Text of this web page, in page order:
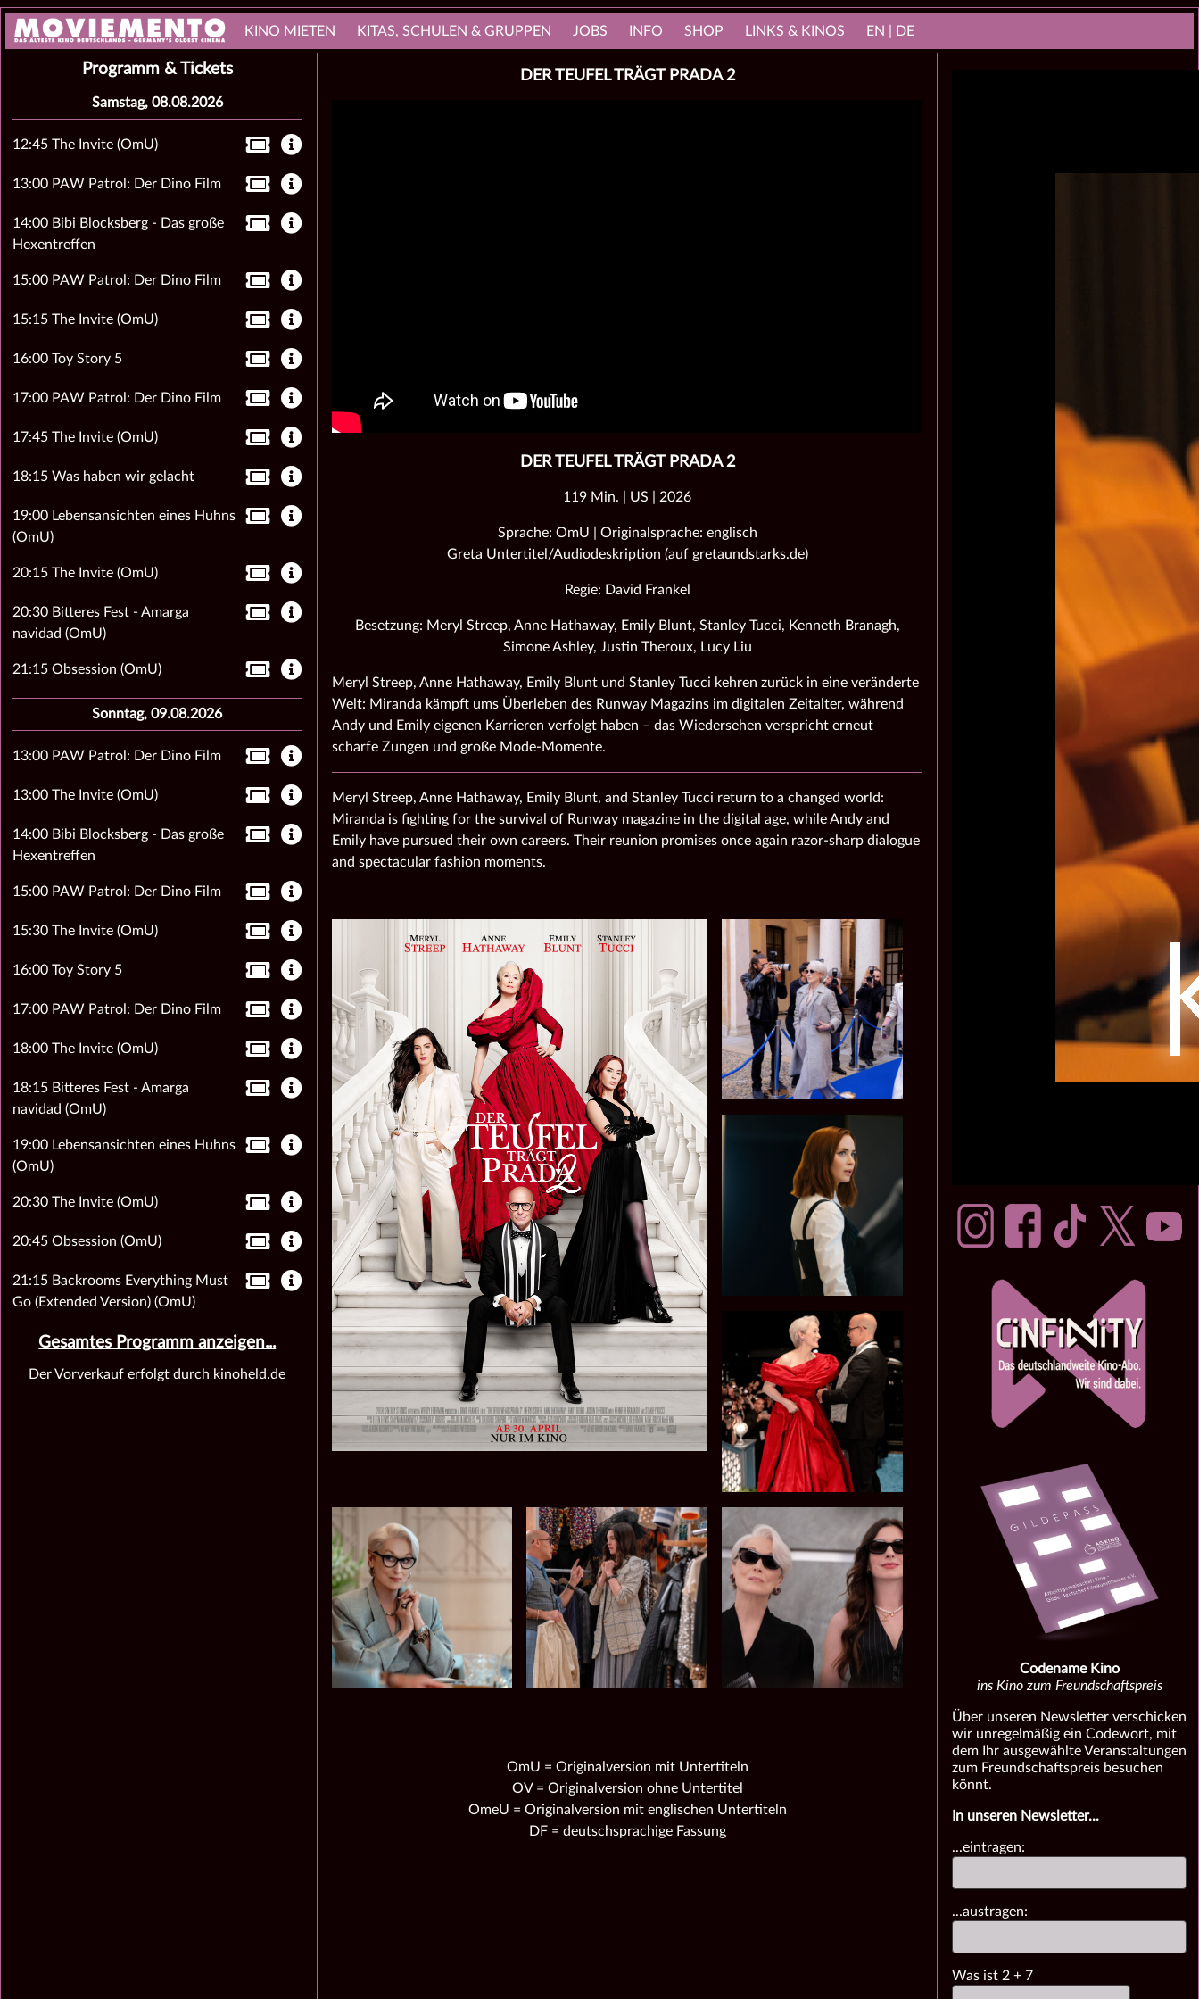
KINO MIETEN KITAS, SCHULEN & GRUPPEN JOBS INFO SHOP LINKS & KINOS EN | DE
DER TEUFEL TRÄGT PRADA 2
DER TEUFEL TRÄGT PRADA 2
119 Min. | US | 2026
Sprache: OmU | Originalsprache: englisch
Greta Untertitel/Audiodeskription (auf gretaundstarks.de)
Regie: David Frankel
Besetzung: Meryl Streep, Anne Hathaway, Emily Blunt, Stanley Tucci, Kenneth Branagh,
Simone Ashley, Justin Theroux, Lucy Liu
Meryl Streep, Anne Hathaway, Emily Blunt und Stanley Tucci kehren zurück in eine veränderte
Welt: Miranda kämpft ums Überleben des Runway Magazins im digitalen Zeitalter, während
Andy und Emily eigenen Karrieren verfolgt haben – das Wiedersehen verspricht erneut
scharfe Zungen und große Mode‑Momente.
Meryl Streep, Anne Hathaway, Emily Blunt, and Stanley Tucci return to a changed world:
Miranda is fighting for the survival of Runway magazine in the digital age, while Andy and
Emily have pursued their own careers. Their reunion promises once again razor‑sharp dialogue
and spectacular fashion moments.
OmU = Originalversion mit Untertiteln
OV = Originalversion ohne Untertitel
OmeU = Originalversion mit englischen Untertiteln
DF = deutschsprachige Fassung
Programm & Tickets
Samstag, 08.08.2026
12:45 The Invite (OmU)
13:00 PAW Patrol: Der Dino Film
14:00 Bibi Blocksberg - Das große
Hexentreffen
15:00 PAW Patrol: Der Dino Film
15:15 The Invite (OmU)
16:00 Toy Story 5
17:00 PAW Patrol: Der Dino Film
17:45 The Invite (OmU)
18:15 Was haben wir gelacht
19:00 Lebensansichten eines Huhns
(OmU)
20:15 The Invite (OmU)
20:30 Bitteres Fest - Amarga
navidad (OmU)
21:15 Obsession (OmU)
Sonntag, 09.08.2026
13:00 PAW Patrol: Der Dino Film
13:00 The Invite (OmU)
14:00 Bibi Blocksberg - Das große
Hexentreffen
15:00 PAW Patrol: Der Dino Film
15:30 The Invite (OmU)
16:00 Toy Story 5
17:00 PAW Patrol: Der Dino Film
18:00 The Invite (OmU)
18:15 Bitteres Fest - Amarga
navidad (OmU)
19:00 Lebensansichten eines Huhns
(OmU)
20:30 The Invite (OmU)
20:45 Obsession (OmU)
21:15 Backrooms Everything Must
Go (Extended Version) (OmU)
Gesamtes Programm anzeigen...
Der Vorverkauf erfolgt durch kinoheld.de
Codename Kino
ins Kino zum Freundschaftspreis
Über unseren Newsletter verschicken
wir unregelmäßig ein Codewort, mit
dem Ihr ausgewählte Veranstaltungen
zum Freundschaftspreis besuchen
könnt.
In unseren Newsletter...
...eintragen:
...austragen:
Was ist 2 + 7